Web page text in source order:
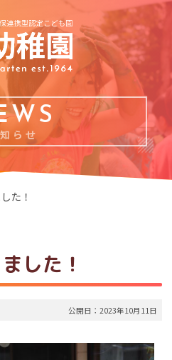
らせ
た！
した！
公開日：2023年10月11日